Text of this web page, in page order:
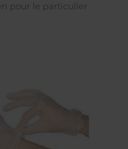
pour le particulier